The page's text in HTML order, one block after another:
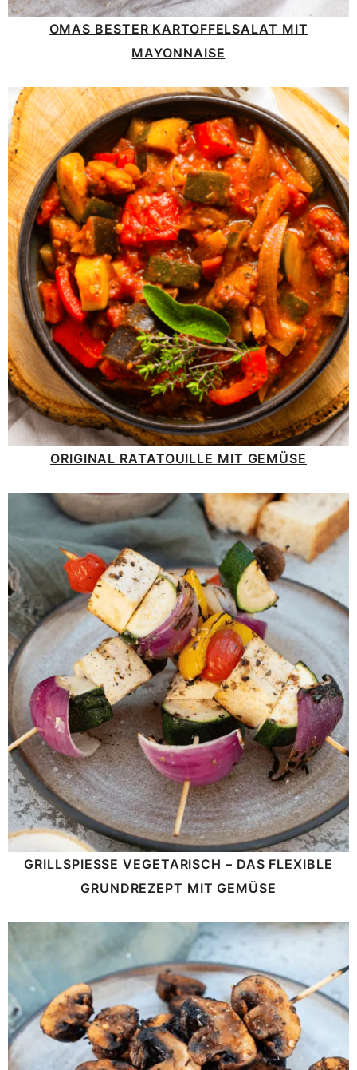
OMAS BESTER KARTOFFELSALAT MIT
MAYONNAISE
ORIGINAL RATATOUILLE MIT GEMÜSE
GRILLSPIESSE VEGETARISCH – DAS FLEXIBLE G
RUNDREZEPT MIT GEMÜSE